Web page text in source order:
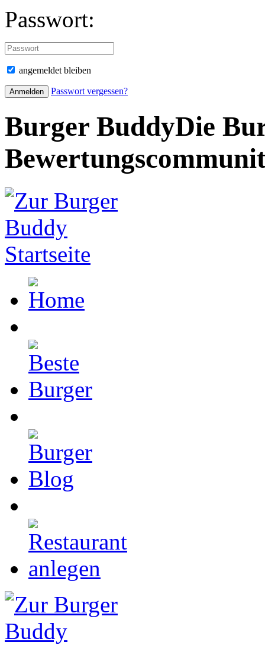
Passwort:
angemeldet bleiben
Passwort vergessen?
Burger BuddyDie